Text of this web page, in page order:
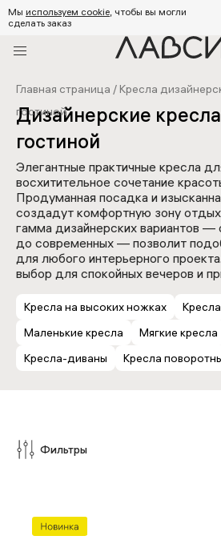
Мы используем cookie, чтобы вы могли
сделать заказ
Главная страница /Кресла
гостиной
Дизайнерские
гостиной
Элегантные практичные кресла
восхитительное сочетание
Продуманная посадка и
создадут комфортную зону
гамма дизайнерских вариантов —
до современных — позволит
для любого интерьерного
выбор для спокойных вечеров и
Кресла на высоких ножках
Маленькие кресла
Мягкие кресла
Кресла-диваны
Кресла
Фильтры